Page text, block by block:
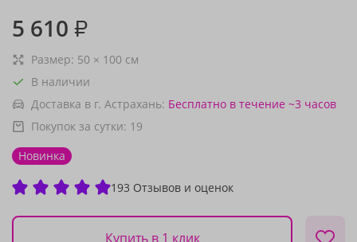
5 610 ₽
Размер: 50 × 100 см
В наличии
Доставка в г. Астрахань: Бесплатно в течение ~3 часов
Покупок за сутки: 19
Новинка
193 Отзывов и оценок
Купить в 1 клик